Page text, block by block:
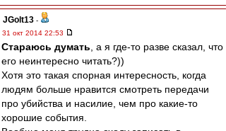
JGolt13 -
31 окт 2014 22:53
Стараюсь думать , а я где-то разве сказал, что
его неинтересно читать?))
Хотя это такая спорная интересность, когда
людям больше нравится смотреть передачи
про убийства и насилие, чем про какие-то
хорошие события.